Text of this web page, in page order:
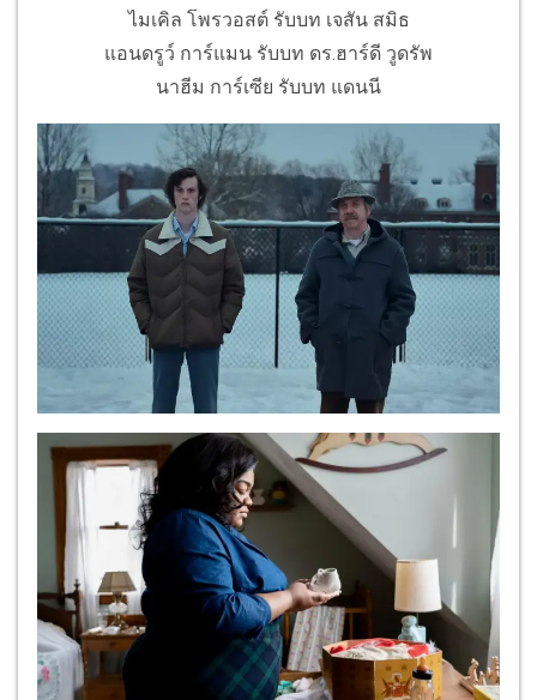
ไมเคิล โพรวอสต์ รับบท เจสัน สมิธ
แอนดรูว์ การ์แมน รับบท ดร.ฮาร์ดี วูดรัพ
นาฮีม การ์เซีย รับบท แดนนี